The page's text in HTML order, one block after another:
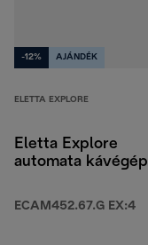
-12% AJÁNDÉK
ELETTA EXPLORE
Eletta Explore
automata kávégép
ECAM452.67.G EX:4